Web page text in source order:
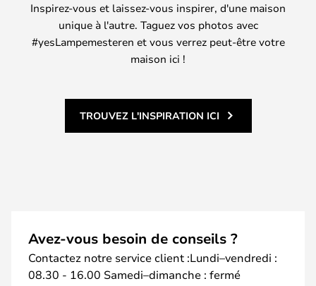
Inspirez-vous et laissez-vous inspirer, d'une maison
unique à l'autre. Taguez vos photos avec
#yesLampemesteren et vous verrez peut-être votre
maison ici !
TROUVEZ L'INSPIRATION ICI
Avez-vous besoin de conseils ?
Contactez notre service client :Lundi–vendredi :
08.30 - 16.00 Samedi–dimanche : fermé